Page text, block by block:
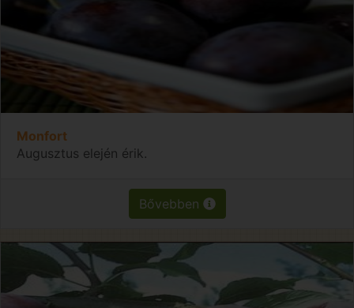
Monfort
Augusztus elején érik.
Bővebben